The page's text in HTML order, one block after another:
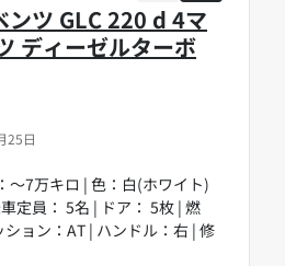
25日
ンツ GLC 220 d 4マ
ディーゼルターボ
～7万キロ | 色：白(ホワイト)
定員： 5名 | ドア： 5枚 | 燃
ョン：AT | ハンドル：右 | 修